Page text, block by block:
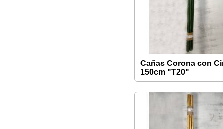
Cañas Corona con
150cm "T20"